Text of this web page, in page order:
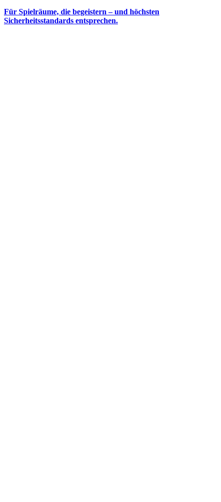
Für Spielräume, die begeistern – und höchsten
Sicherheitsstandards entsprechen.